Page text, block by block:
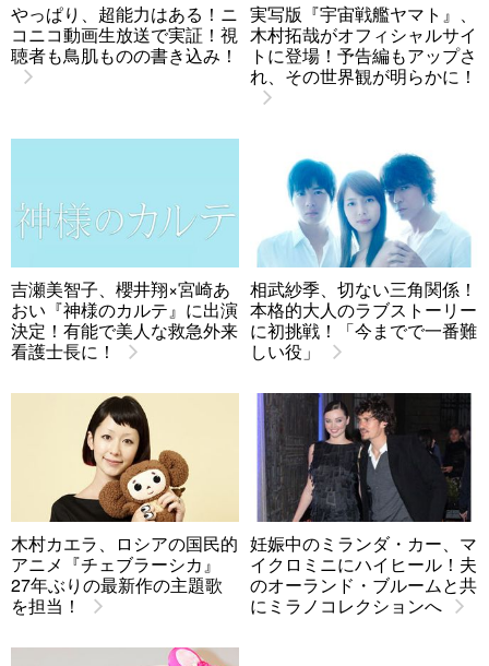
やっぱり、超能力はある！ニ
コニコ動画生放送で実証！視
聴者も鳥肌ものの書き込み！
実写版『宇宙戦艦ヤマト』、
木村拓哉がオフィシャルサイ
トに登場！予告編もアップさ
れ、その世界観が明らかに！
吉瀬美智子、櫻井翔×宮崎あ
おい『神様のカルテ』に出演
決定！有能で美人な救急外来
看護士長に！
相武紗季、切ない三角関係！
本格的大人のラブストーリー
に初挑戦！「今までで一番難
しい役」
木村カエラ、ロシアの国民的
アニメ『チェブラーシカ』
27年ぶりの最新作の主題歌
を担当！
妊娠中のミランダ・カー、マ
イクロミニにハイヒール！夫
のオーランド・ブルームと共
にミラノコレクションへ